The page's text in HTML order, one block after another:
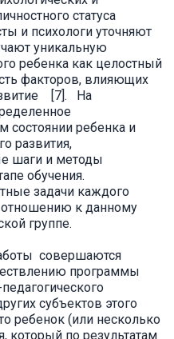
статуса
и психологи уточняют
уникальную
ребенка как целостный
факторов, влияющих
[7]. На
состоянии ребенка и
развития,
шаги и методы
обучения.
задачи каждого
к данному
группе.
совершаются
программы
субъектов этого
ребенок (или несколько
который по результатам